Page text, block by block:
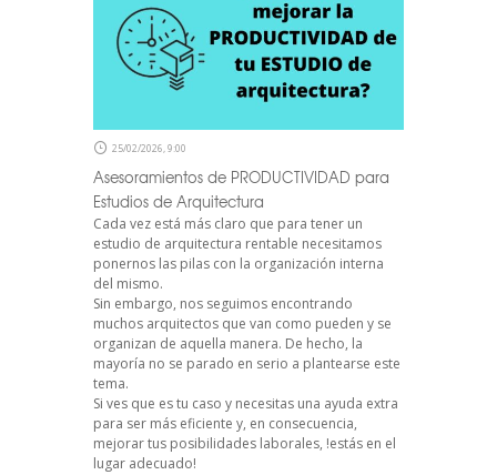
25/02/2026, 9:00
Asesoramientos de PRODUCTIVIDAD para
Estudios de Arquitectura
Cada vez está más claro que para tener un
estudio de arquitectura rentable necesitamos
ponernos las pilas con la organización interna
del mismo.
Sin embargo, nos seguimos encontrando
muchos arquitectos que van como pueden y se
organizan de aquella manera. De hecho, la
mayoría no se parado en serio a plantearse este
tema.
Si ves que es tu caso y necesitas una ayuda extra
para ser más eficiente y, en consecuencia,
mejorar tus posibilidades laborales, !estás en el
lugar adecuado!